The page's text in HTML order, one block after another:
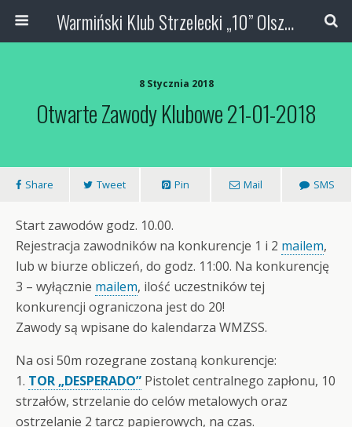
Warmiński Klub Strzelecki „10” Olsztyn
8 Stycznia 2018
Otwarte Zawody Klubowe 21-01-2018
Share Tweet Pin Mail SMS
Start zawodów godz. 10.00.
Rejestracja zawodników na konkurencje 1 i 2 mailem,
lub w biurze obliczeń, do godz. 11:00. Na konkurencję
3 – wyłącznie mailem, ilość uczestników tej
konkurencji ograniczona jest do 20!
Zawody są wpisane do kalendarza WMZSS.
Na osi 50m rozegrane zostaną konkurencje:
1. TOR „DESPERADO” Pistolet centralnego zapłonu, 10
strzałów, strzelanie do celów metalowych oraz
ostrzelanie 2 tarcz papierowych, na czas.